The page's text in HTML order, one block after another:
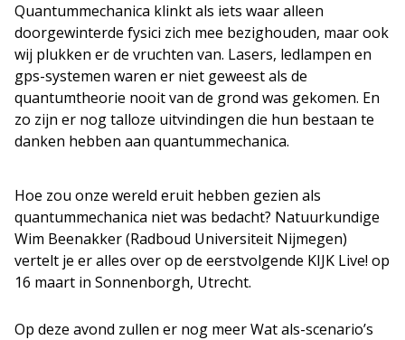
Quantummechanica klinkt als iets waar alleen
doorgewinterde fysici zich mee bezighouden, maar ook
wij plukken er de vruchten van. Lasers, ledlampen en
gps-systemen waren er niet geweest als de
quantumtheorie nooit van de grond was gekomen. En
zo zijn er nog talloze uitvindingen die hun bestaan te
danken hebben aan quantummechanica.
Hoe zou onze wereld eruit hebben gezien als
quantummechanica niet was bedacht? Natuurkundige
Wim Beenakker (Radboud Universiteit Nijmegen)
vertelt je er alles over op de eerstvolgende KIJK Live! op
16 maart in Sonnenborgh, Utrecht.
Op deze avond zullen er nog meer Wat als-scenario’s